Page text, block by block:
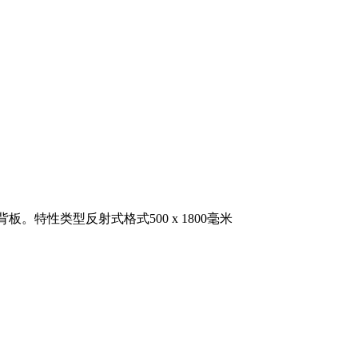
。特性类型反射式格式500 x 1800毫米